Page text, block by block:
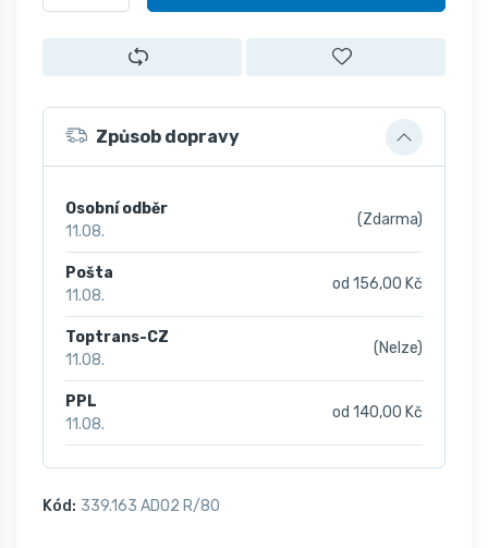
Způsob dopravy
Osobní odběr
11.08.
(Zdarma)
Pošta
11.08.
od 156,00 Kč
Toptrans-CZ
11.08.
(Nelze)
PPL
11.08.
od 140,00 Kč
Kód: 339.163 AD02 R/80